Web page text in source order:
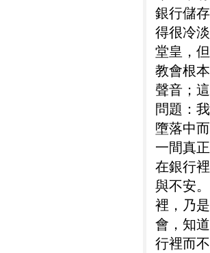
銀行儲
得很冷
堂皇，
教會根
聲音；
問題：
墮落中
一間真
在銀行
與不安
裡，乃
會，知
行裡而